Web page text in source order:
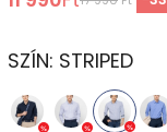
SZÍN: STRIPED